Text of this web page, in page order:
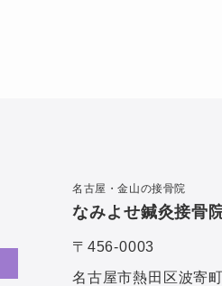
名古屋・金山の接骨院
なみよせ鍼灸接骨
〒456-0003
名古屋市熱田区波寄